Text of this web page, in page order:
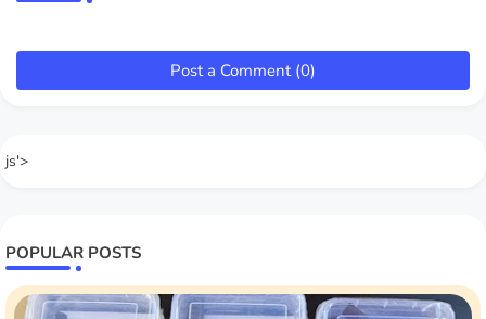
Post a Comment (0)
js'>
POPULAR POSTS